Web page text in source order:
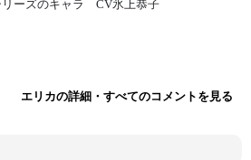
リーズのキャラ CV氷上恭子
エリカの詳細・すべてのコメントを見る